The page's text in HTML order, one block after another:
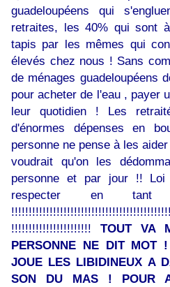
guadeloupéens qui
retraites, les 40% qui sont
tapis par les mêmes qui
élevés chez nous ! Sans
de ménages guadeloupéens
pour acheter de l'eau , payer
leur quotidien ! Les
d'énormes dépenses en
personne ne pense à les
voudrait qu'on les
personne et par jour !!
respecter en tant
!!!!!!!!!!!!!!!!!!!!!!!TOUT VA
PERSONNE NE DIT MOT
JOUE LES LIBIDINEUX A
SON DU MAS ! POUR